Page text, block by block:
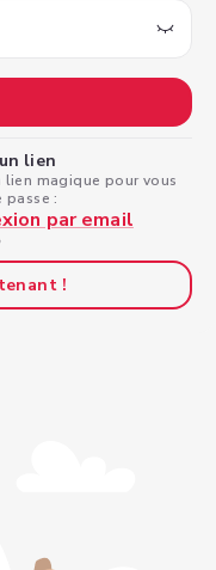
lien
magique pour vous
passe :
par email
!